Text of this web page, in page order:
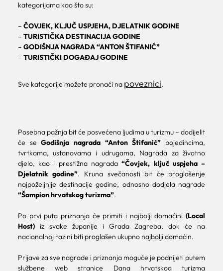
kategorijama kao što su:
– ČOVJEK, KLJUČ USPJEHA, DJELATNIK GODINE
– TURISTIČKA DESTINACIJA GODINE
– GODIŠNJA NAGRADA “ANTON ŠTIFANIĆ”
– TURISTIČKI DOGAĐAJ GODINE
Sve kategorije možete pronaći na poveznici.
Posebna pažnja bit će posvećena ljudima u turizmu – dodijelit
će seGodišnja nagrada “Anton Štifanić” pojedincima,
tvrtkama, ustanovama i udrugama, Nagrada za životno
djelo, kao i prestižna nagrada“Čovjek, ključ uspjeha –
Djelatnik godine”. Kruna svečanosti bit će proglašenje
najpoželjnije destinacije godine, odnosno dodjela nagrade
“Šampion hrvatskog turizma”.
Po prvi puta priznanja će primiti i najbolji domaćini(Local
Host)iz svake županije i Grada Zagreba, dok će na
nacionalnoj razini biti proglašen ukupno najbolji domaćin.
Prijave za sve nagrade i priznanja moguće je podnijeti putem
službene web stranice Dana hrvatskog turizma